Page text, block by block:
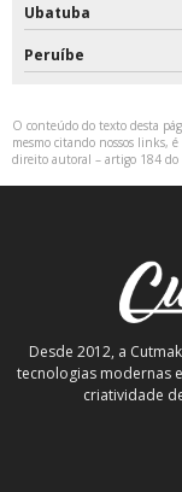
Ubatuba
Peruíbe
O conteúdo do texto desta
mesmo citando nossos links,
direito autoral – artigo 184 do
Desde 2012, a
tecnologias modernas
criatividade